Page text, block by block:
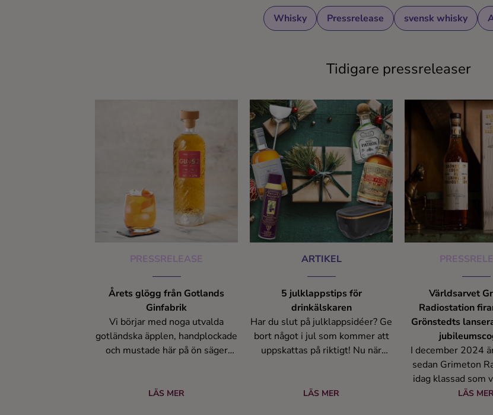
Whisky Pressrelease svensk whisky
Tidigare pressreleaser
PRESSRELEASE
Årets glögg från Gotlands
Ginfabrik
Vi börjar med noga utvalda
gotländska äpplen, handplockade
och mustade här på ön säger
kokas tillsammans med
LÄS MER
ARTIKEL
5 julklappstips för
drinkälskaren
Har du slut på julklappsidéer? Ge
bort något i jul som kommer att
uppskattas på riktigt! Nu när
julklappstips. Här har vi samlat
LÄS MER
Världsarvet
Radiostation
Grönstedts
I december 2024
sedan Grimeton
idag klassad som
UNESCO, togs i
LÄS MER